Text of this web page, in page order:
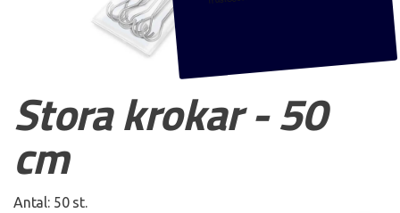
t
Stora krokar - 50
cm
Antal: 50 st.